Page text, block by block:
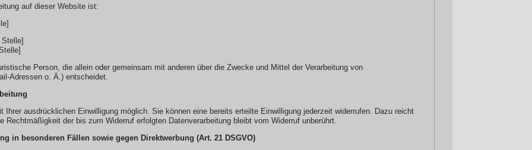
auf dieser Website ist:
Person, die allein oder gemeinsam mit anderen über die Zwecke und Mittel der Verarbeitung von
Adressen o. Ä.) entscheidet.
Ihrer ausdrücklichen Einwilligung möglich. Sie können eine bereits erteilte Einwilligung jederzeit widerrufen. Dazu reicht
Rechtmäßigkeit der bis zum Widerruf erfolgten Datenverarbeitung bleibt vom Widerruf unberührt.
in besonderen Fällen sowie gegen Direktwerbung (Art. 21 DSGVO)